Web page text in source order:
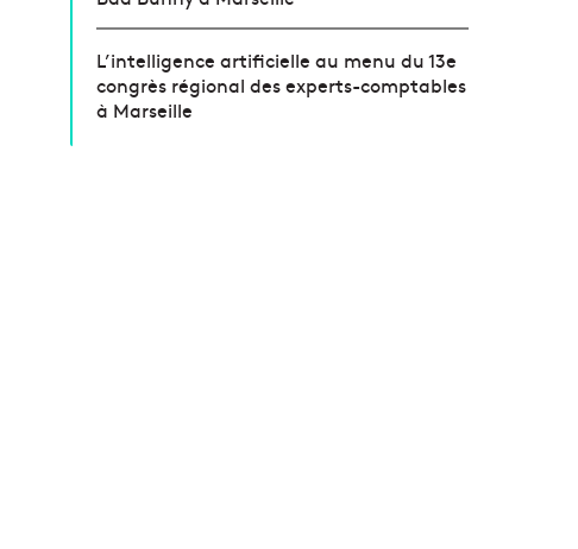
L’intelligence artificielle au menu du 13e
congrès régional des experts-comptables
à Marseille